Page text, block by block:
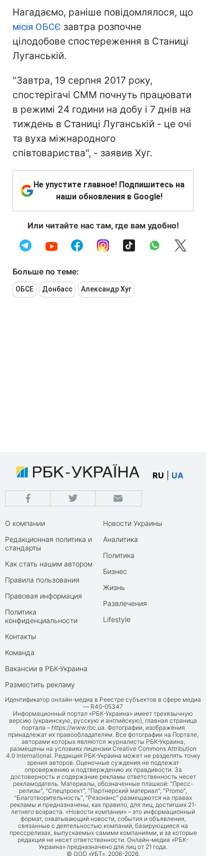
Нагадаємо, раніше повідомлялося, що
місія ОБСЄ завтра розпочне
цілодобове спостереження в Станиці
Луганській.
"Завтра, 19 серпня 2017 року,
спостерігачі СММ почнуть працювати
в режимі 24 години на добу і 7 днів на
тиждень в Станиці Луганській - це очі
та вуха міжнародного
співтовариства", - заявив Хуг.
Не упустите главное! Подпишитесь на
наши обновления в Google!
Или читайте нас там, где вам удобно!
Больше по теме:
ОБСЕ Донбасс Александр Хуг
RU UA
О компании
Редакционная политика и
стандарты
Как стать нашим автором
Правила пользования
Правовая информация
Политика
конфиденциальности
Контакты
Команда
Вакансии в РБК-Украина
Разместить рекламу
Новости Украины
Аналитика
Политика
Бизнес
Жизнь
Развлечения
Lifestyle
Идентификатор онлайн-медиа в Реестре субъектов в сфере медиа
— R40-05347
Информационный портал «РБК-Украина» имеет трехязычную
версию (украинскую, русскую и английскую), главная страница
портала – https://www.rbc.ua. Фотографии, изображения
принадлежат их правообладателям. Все фотографии на Портале,
авторами которых являются журналисты РБК-Украина,
размещены на условиях лицензии Creative Commons Attribution
4.0 International. Редакция РБК-Украина может не разделять точку
зрения авторов. Оценочные суждения не подлежат
опровержению и подтверждению их правдивости. За
достоверность и содержание рекламы ответственность несет
рекламодатель. Материалы, обозначенные плашкой: "Пресс-
релизы", "Спецпроект", "Партнерский материал", "Promo",
"Благотворительность", "Резонанс" размещаются на правах
рекламы и предназначены, как правило, для лиц, достигших 21-
летнего возраста. «Новости компании» – это информационный
формат, охватывающий новости, события и объявления,
связанные с деятельностью компаний, базирующиеся на
прессрелизах, выпускаемых самими компаниями, и за которые
редакция не несет ответственности. Онлайн-медиа «РБК-
Украина» предназначено для лиц от 21 года.
© ООО «УБТ», 2006-2026.